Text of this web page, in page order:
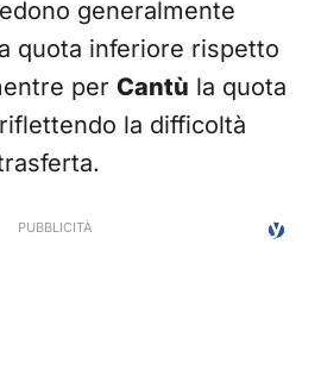
generalmente
quota inferiore rispetto
per Cantù la quota
la difficoltà